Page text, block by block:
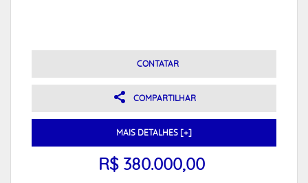
CONTATAR
COMPARTILHAR
MAIS DETALHES [+]
R$ 380.000,00